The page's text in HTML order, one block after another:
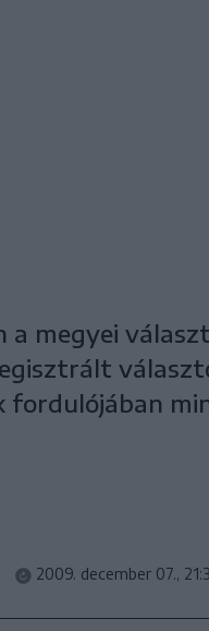
a megyei
fordulójában
2009. december 07.,